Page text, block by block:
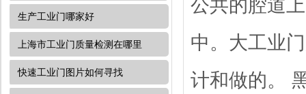
生产工业门哪家好
上海市工业门质量检测在哪里
快速工业门图片如何寻找
公共的腔道
中。大工业
计和做的。